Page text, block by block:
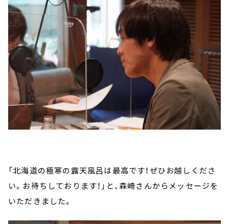
「北海道の極寒の露天風呂は最高です！ぜひお越しくださ
い。お待ちしております！」と、森崎さんからメッセージを
いただきました。